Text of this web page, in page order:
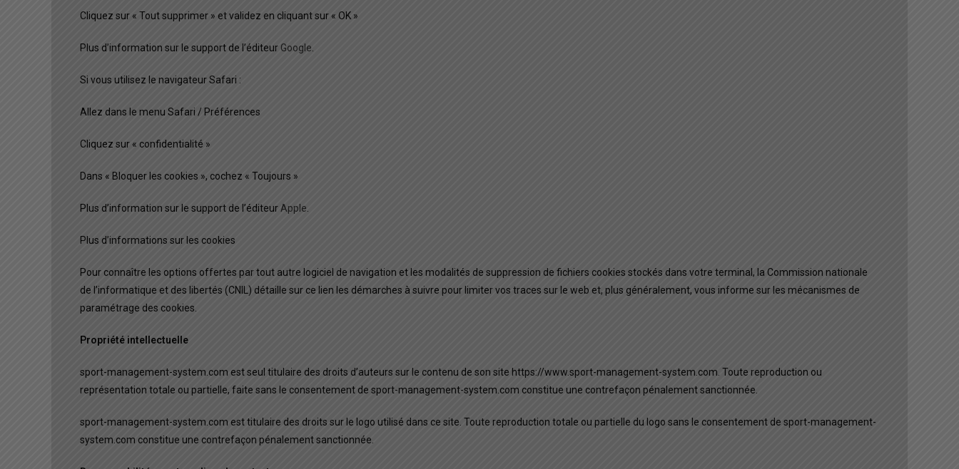
Cliquez sur « Tout supprimer » et validez en cliquant sur « OK »
Plus d’information sur le support de l’éditeurGoogle.
Si vous utilisez le navigateur Safari :
Allez dans le menu Safari / Préférences
Cliquez sur « confidentialité »
Dans « Bloquer les cookies », cochez « Toujours »
Plus d’information sur le support de l’éditeurApple.
Plus d’informations sur les cookies
Pour connaître les options offertes par tout autre logiciel de navigation et les modalités de suppression de fichiers cookies stockés dans votre terminal, la Commission nationale
de l’informatique et des libertés (CNIL) détaille sur ce lien les démarches à suivre pour limiter vos traces sur le web et, plus généralement, vous informe sur les mécanismes de
paramétrage des cookies.
Propriété intellectuelle
sport-management-system.com est seul titulaire des droits d’auteurs sur le contenu de son site https://www.sport-management-system.com. Toute reproduction ou
représentation totale ou partielle, faite sans le consentement de sport-management-system.com constitue une contrefaçon pénalement sanctionnée.
sport-management-system.com est titulaire des droits sur le logo utilisé dans ce site. Toute reproduction totale ou partielle du logo sans le consentement de sport-management-
system.com constitue une contrefaçon pénalement sanctionnée.